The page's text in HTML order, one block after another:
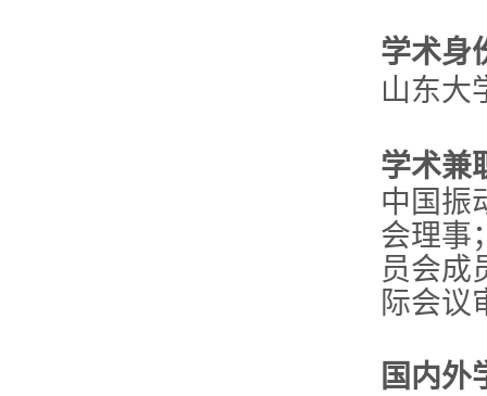
学术身
山东大
学术兼
中国振
会理事
员会成
际会议
国内外